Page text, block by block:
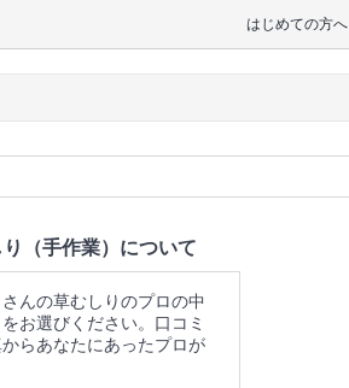
はじめての方へ
（手作業）について
んの草むしりのプロの中
お選びください。口コミ
らあなたにあったプロが